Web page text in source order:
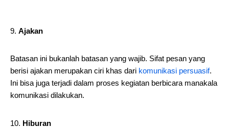
Ajakan
Batasan ini bukanlah batasan yang wajib. Sifat pesan yang
berisi ajakan merupakan ciri khas dari komunikasi persuasif.
Ini bisa juga terjadi dalam proses kegiatan berbicara manakala
komunikasi dilakukan.
Hiburan